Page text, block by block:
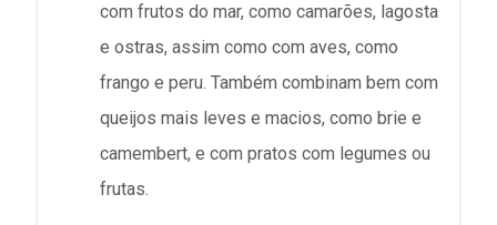
com frutos do mar, como camarões, lagosta
e ostras, assim como com aves, como
frango e peru. Também combinam bem com
queijos mais leves e macios, como brie e
camembert, e com pratos com legumes ou
frutas.